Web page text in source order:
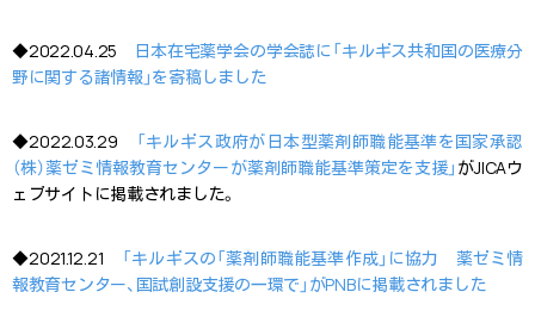
◆2022.04.25
日本在宅薬学会の学会誌に「キルギス共和国の医療分
野に関する諸情報」を寄稿しました
◆2022.03.29
「キルギス政府が日本型薬剤師職能基準を国家承認
（株）薬ゼミ情報教育センターが薬剤師職能基準策定を支援」 がJICAウ
ェブサイトに掲載されました。
◆2021.12.21
「キルギスの「薬剤師職能基準作成」に協力 薬ゼミ情
報教育センター、国試創設支援の一環で」がPNBに掲載されました